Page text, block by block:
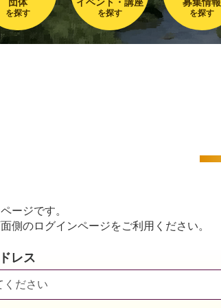
を探す を探す を探す
ージです。
側のログインページをご利用ください。
レス